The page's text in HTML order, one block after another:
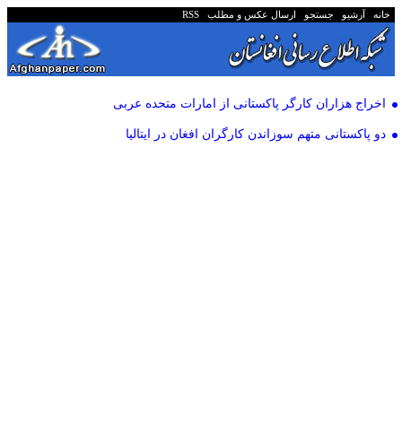
خانه آرشیو جستجو ارسال عکس و مطلب RSS
اخراج هزاران کارگر پاکستانی از امارات متحده عربی
دو پاکستانی متهم سوزاندن کارگران افغان در ایتالیا